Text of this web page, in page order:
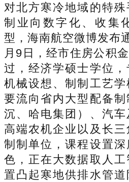
对北方寒冷地域的特殊
制业向数字化、收集
型，海南航空微博发布
月9日，经市住房公积
过，经济学硕士学位
机械设想、制制工艺
要流向省内大型配备
沉、哈电集团）、汽车
高端农机企业以及长
制制单位，课程设置
色，正在大数据取人
置凸起寒地供排水管